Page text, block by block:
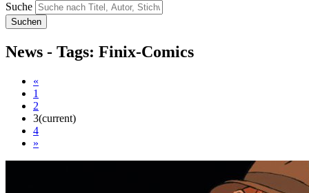
Suche
News - Tags: Finix-Comics
«
1
2
3(current)
4
»